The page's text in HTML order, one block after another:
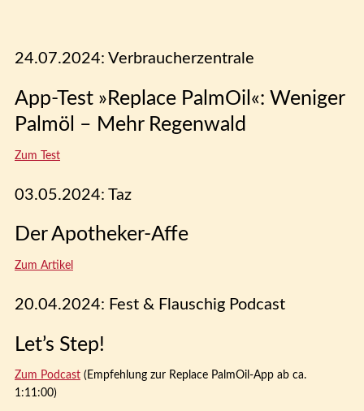
24.07.2024: Verbraucherzentrale
App-Test »Replace PalmOil«: Weniger
Palmöl – Mehr Regenwald
Zum Test
03.05.2024: Taz
Der Apotheker-Affe
Zum Artikel
20.04.2024: Fest & Flauschig Podcast
Let’s Step!
Zum Podcast (Empfehlung zur Replace PalmOil-App ab ca.
1:11:00)